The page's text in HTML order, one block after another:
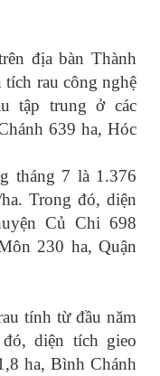
địa bàn Thành
rau công nghệ
tập trung ở các
639 ha, Hóc
tháng 7 là 1.376
Trong đó, diện
Củ Chi 698
230 ha, Quận
tính từ đầu năm
diện tích gieo
ha, Bình Chánh